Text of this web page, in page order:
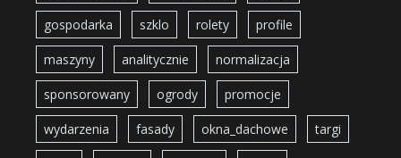
gospodarka szklo rolety profile
maszyny analitycznie normalizacja
sponsorowany ogrody promocje
wydarzenia fasady okna_dachowe targi